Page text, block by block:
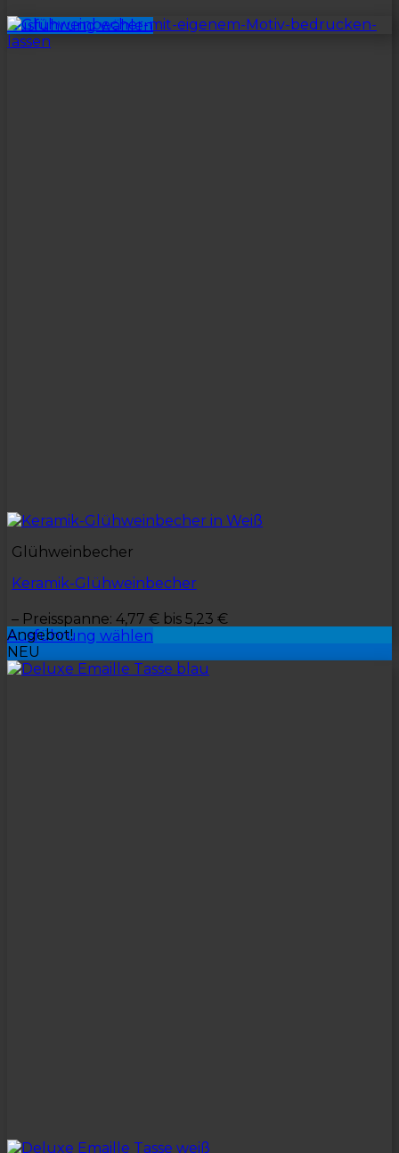
Ausführung wählen
Glühweinbecher
Keramik-Glühweinbecher
– Preisspanne: 4,77 € bis 5,23 €
Ausführung wählen
Angebot!
NEU